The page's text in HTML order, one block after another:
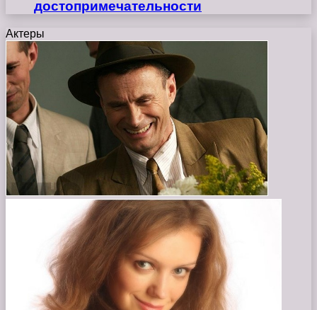
достопримечательности
Актеры